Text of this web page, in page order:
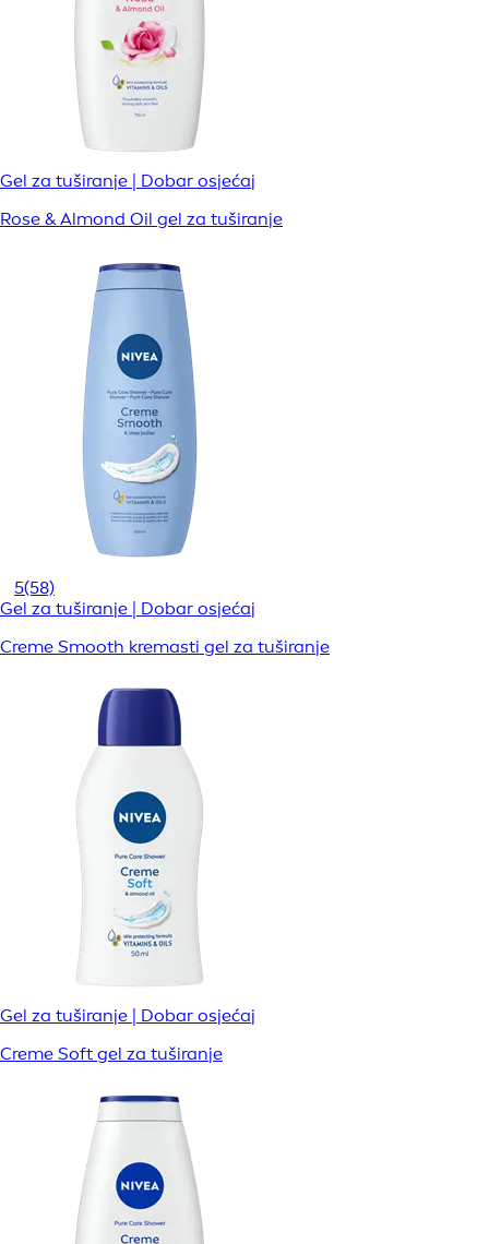
Gel za tuširanje | Dobar osjećaj
Rose & Almond Oil gel za tuširanje
5(58)
Gel za tuširanje | Dobar osjećaj
Creme Smooth kremasti gel za tuširanje
Gel za tuširanje | Dobar osjećaj
Creme Soft gel za tuširanje